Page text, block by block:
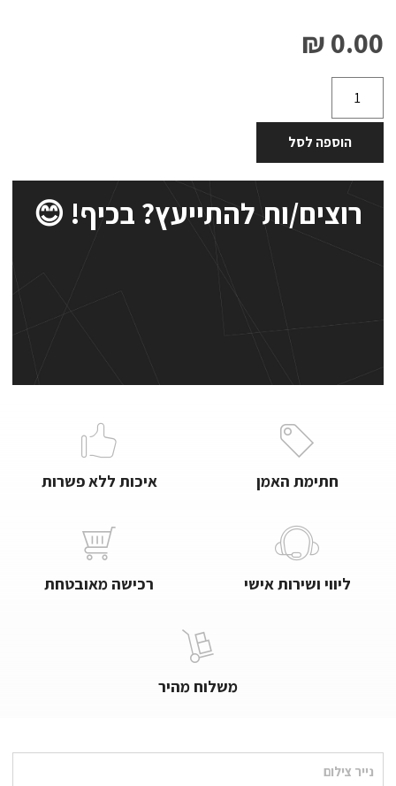
0.00 ₪
הוספה לסל
רוצים/ות להתייעץ? בכיף! 😊
חתימת האמן איכות ללא פשרות
ליווי ושירות אישי רכישה מאובטחת
משלוח מהיר
נייר צילום